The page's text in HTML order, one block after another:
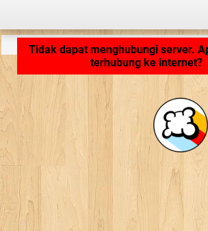
Memuat aplikasi ... ...